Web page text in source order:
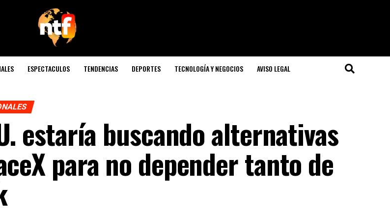
ESPECTACULOS TENDENCIAS DEPORTES TECNOLOGÍA Y NEGOCIOS AVISO LEGAL
estaría buscando alternativas
para no depender tanto de